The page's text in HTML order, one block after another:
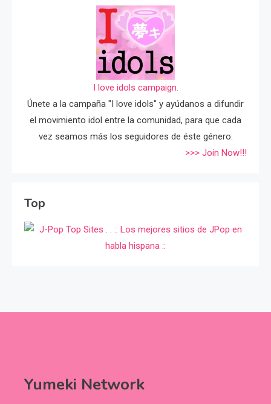
I love idols campaign.
Únete a la campaña "I love idols" y ayúdanos a difundir
el movimiento idol entre la comunidad, para que cada
vez seamos más los seguidores de éste género.
>>> Join Now!!!
Top
Yumeki Network